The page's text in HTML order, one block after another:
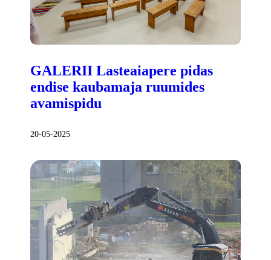
GALERII Lasteaiapere pidas
endise kaubamaja ruumides
avamispidu
20-05-2025